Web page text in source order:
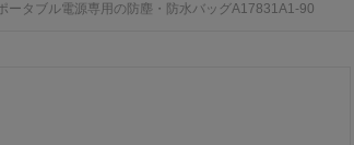
タブル電源専用の防塵・防水バッグA17831A1-90